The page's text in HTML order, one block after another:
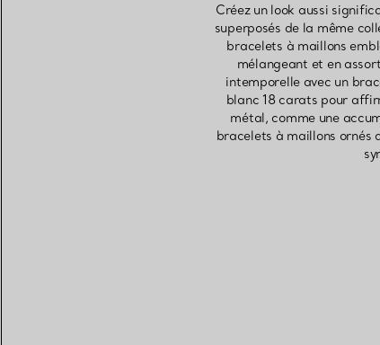
Créez un look aussi
superposés de la même
bracelets à maillons
mélangeant et en
intemporelle avec un
blanc 18 carats pour
métal, comme une
bracelets à maillons ornés